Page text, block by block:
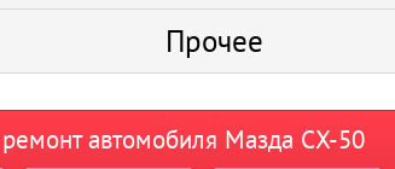
Прочее
автомобиля Мазда СХ-50